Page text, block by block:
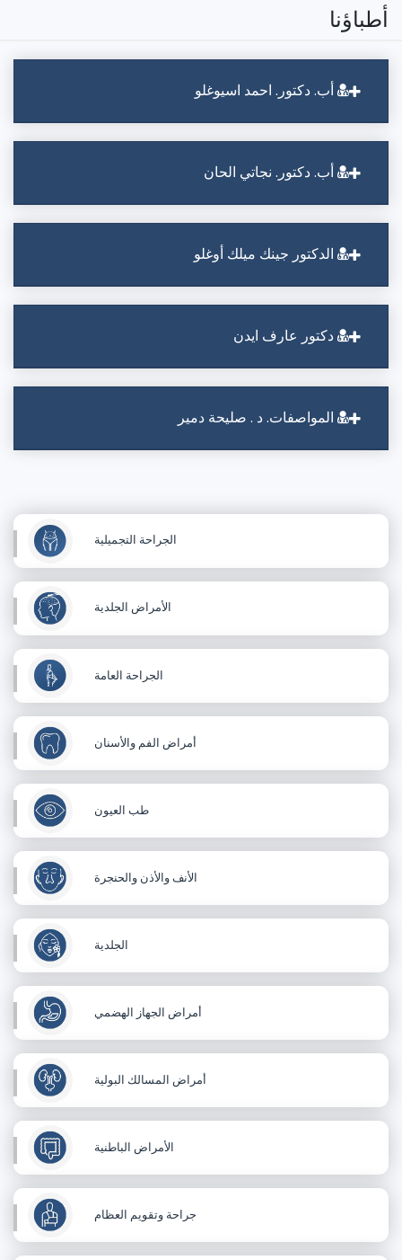
أطباؤنا
أب. دكتور. احمد اسيوغلو
أب. دكتور. نجاتي الحان
الدكتور جينك ميلك أوغلو
دكتور عارف ايدن
المواصفات. د . صليحة دمير
الجراحة التجميلية
الأمراض الجلدية
الجراحة العامة
أمراض الفم والأسنان
طب العيون
الأنف والأذن والحنجرة
الجلدية
أمراض الجهاز الهضمي
أمراض المسالك البولية
الأمراض الباطنية
جراحة وتقويم العظام